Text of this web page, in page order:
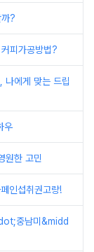
?
피가공방법?
에게 맞는 드립
우
원한 고민
인섭취권고량!
중남미&midd